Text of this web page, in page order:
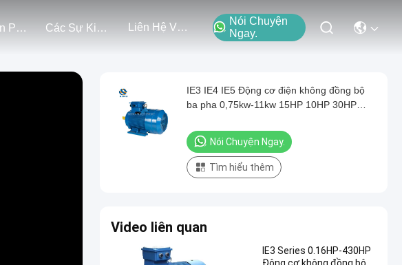
Các Sản Phẩm Các Sự Kiện Liên Hệ Với Chúng Tôi
Nói Chuyện
Ngay.
IE3 IE4 IE5 Động cơ điện không đồng bộ
ba pha 0,75kw-11kw 15HP 10HP 30HP
Nói Chuyện Ngay.
Tìm hiểu thêm
Video liên quan
IE3 Series 0.16HP-430HP